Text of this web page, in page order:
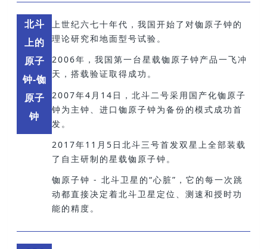
北斗
上的
原子
钟-铷
原子
钟
上世纪六七十年代，我国开始了对铷原子钟的
理论研究和地面型号试验。
2006年，我国第一台星载铷原子钟产品一飞冲
天，搭载验证取得成功。
2007年4月14日，北斗二号采用国产化铷原子
钟为主钟、进口铷原子钟为备份的模式成功首
发。
2017年11月5日北斗三号首发双星上全部装载
了自主研制的星载铷 原子钟。
铷原子钟 - 北斗卫星的“心脏”，它的每一次跳
动都直接决定着北斗卫星定位、测速和授时功
能的精度。